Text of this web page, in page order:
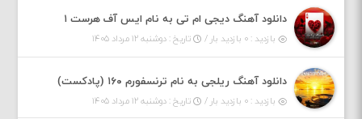
دانلود آهنگ دیجی ام تی به نام ایس آف هرست ۱
بازدید : ۰ بازدید بار / تاریخ : دوشنبه ۱۲ مرداد ۱۴۰۵
دانلود آهنگ ریلجی به نام ترنسفورم ۱۶۰ (پادکست)
بازدید : ۰ بازدید بار / تاریخ : دوشنبه ۱۲ مرداد ۱۴۰۵